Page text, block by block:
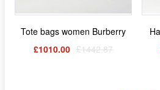
Tote bags women Burberry
£1010.00 £1442.87